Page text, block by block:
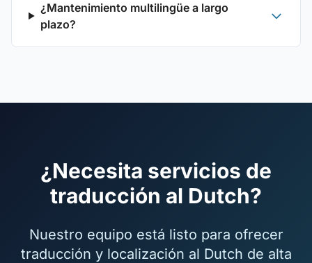
¿Mantenimiento multilingüe a largo
plazo?
¿Necesita servicios de
traducción al Dutch?
Nuestro equipo está listo para ofrecer
traducción y localización al Dutch de alta